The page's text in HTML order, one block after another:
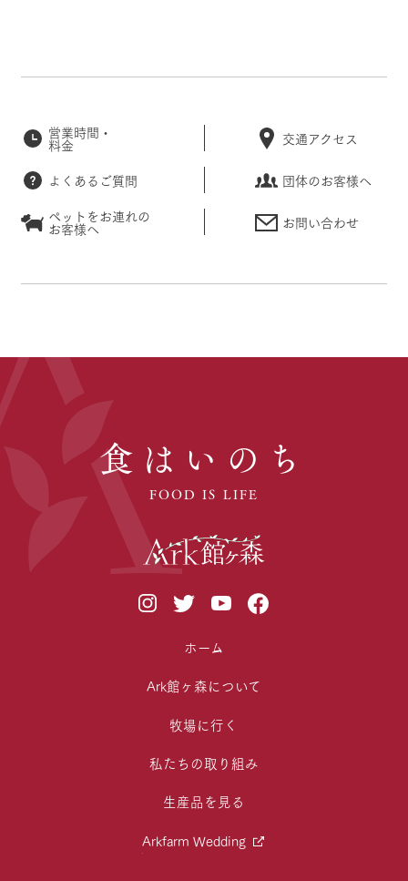
営業時間・
料金 交通アクセス
よくあるご質問
団体のお客様へ
ペットをお連れの
お客様へ お問い合わせ
食はいのち
FOOD IS LIFE
ホーム
Ark館ヶ森について
牧場に行く
私たちの取り組み
生産品を見る
Arkfarm Wedding